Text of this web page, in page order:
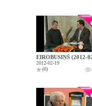
2012-02-19
(0)